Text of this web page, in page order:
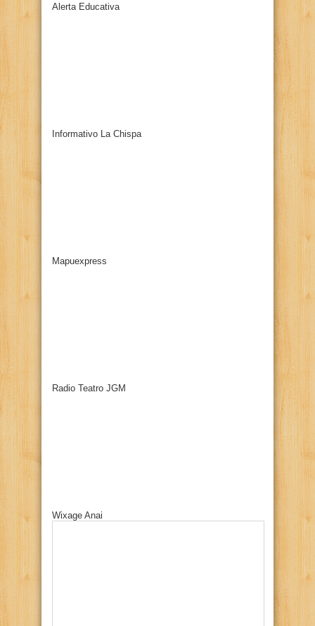
Alerta Educativa
Informativo La Chispa
Mapuexpress
Radio Teatro JGM
Wixage Anai